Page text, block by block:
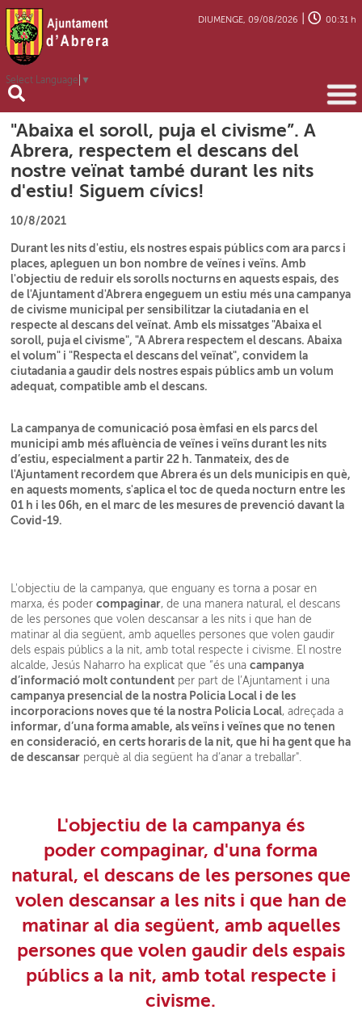
Select Language ▼
DIUMENGE, 09/08/2026 00:31 h
"Abaixa el soroll, puja el civisme”. A
Abrera, respectem el descans del
nostre veïnat també durant les nits
d'estiu! Siguem cívics!
10/8/2021
Durant les nits d'estiu, els nostres espais públics com ara parcs i
places, apleguen un bon nombre de veïnes i veïns. Amb
l'objectiu de reduir els sorolls nocturns en aquests espais, des
de l'Ajuntament d'Abrera engeguem un estiu més una campanya
de civisme municipal per sensibilitzar la ciutadania en el
respecte al descans del veïnat. Amb els missatges "Abaixa el
soroll, puja el civisme", "A Abrera respectem el descans. Abaixa
el volum" i "Respecta el descans del veïnat", convidem la
ciutadania a gaudir dels nostres espais públics amb un volum
adequat, compatible amb el descans.
La campanya de comunicació posa èmfasi en els parcs del
municipi amb més afluència de veïnes i veïns durant les nits
d’estiu, especialment a partir 22 h. Tanmateix, des de
l'Ajuntament recordem que Abrera és un dels municipis en què,
en aquests moments, s'aplica el toc de queda nocturn entre les
01 h i les 06h, en el marc de les mesures de prevenció davant la
Covid-19.
L'objectiu de la campanya, que enguany es torna a posar en
marxa, és podercompaginar, de una manera natural, el descans
de les persones que volen descansar a les nits i que han de
matinar al dia següent, amb aquelles persones que volen gaudir
dels espais públics a la nit, amb total respecte i civisme. El nostre
alcalde, Jesús Naharro ha explicat que “és unacampanya
d’informació molt contundent per part de l’Ajuntament i una
campanya presencial de la nostra Policia Local i de les
incorporacions noves que té la nostra Policia Local, adreçada a
informar, d’una forma amable, als veïns i veïnes que no tenen
en consideració, en certs horaris de la nit, que hi ha gent que ha
de descansar perquè al dia següent ha d’anar a treballar".
L'objectiu de la campanya és
podercompaginar, d'una forma
natural, el descans de les persones que
volen descansar a les nits i que han de
matinar al dia següent, amb aquelles
persones que volen gaudir dels espais
públics a la nit, amb total respecte i
civisme.